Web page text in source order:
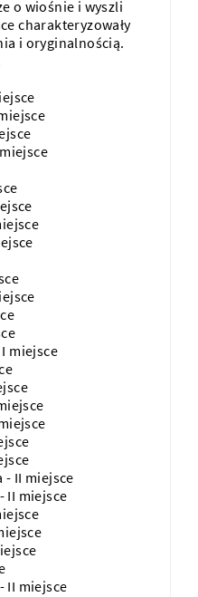
o wiośnie i wyszli
charakteryzowały
i oryginalnością.
I miejsce
- II miejsce
II miejsce
II miejsce